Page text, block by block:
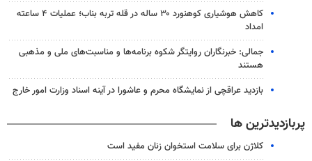
کاهش هوشیاری کوهنورد ۳۰ ساله در قله تربه بناب؛ عملیات ۴ ساعته
امداد
جمالی: خبرنگاران روایتگر شکوه برنامه‌ها و مناسبت‌های ملی و مذهبی
هستند
بازدید عراقچی از نمایشگاه محرم و عاشورا در آینه اسناد وزارت امور خارج
پربازدیدترین ها
کلاژن برای سلامت استخوان زنان مفید است